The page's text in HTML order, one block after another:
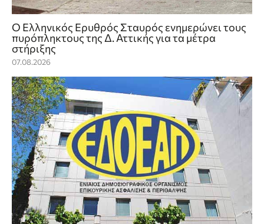
Ο Ελληνικός Ερυθρός Σταυρός ενημερώνει τους
πυρόπληκτους της Δ. Αττικής για τα μέτρα
στήριξης
07.08.2026